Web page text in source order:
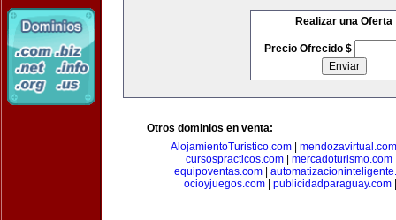
Realizar una Oferta
Precio Ofrecido $
Otros dominios en venta:
AlojamientoTuristico.com
mendozavirtual.com
cursospracticos.com| mercadoturismo.com
equipoventas.com|
ocioyjuegos.com| publicidadparaguay.com